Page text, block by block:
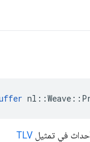
في تمثيل TLV